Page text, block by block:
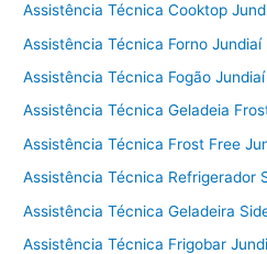
Assistência Técnica Cooktop
Assistência Técnica Forno Jundiaí
Assistência Técnica Fogão Jundiaí
Assistência Técnica Geladeia
Assistência Técnica Frost Free
Assistência Técnica Refrigerador
Assistência Técnica Geladeira
Assistência Técnica Frigobar